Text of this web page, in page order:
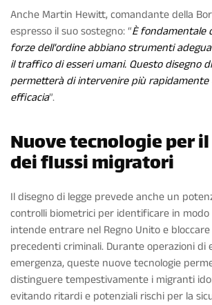
Anche Martin Hewitt, comandante della
espresso il suo sostegno: “È fondamentale
forze dell'ordine abbiano strumenti
il traffico di esseri umani. Questo disegno
permetterà di intervenire più rapidamente
efficacia”.
Nuove tecnologie per
dei flussi migratori
Il disegno di legge prevede anche un
controlli biometrici per identificare in
intende entrare nel Regno Unito e
precedenti criminali. Durante operazioni di
emergenza, queste nuove tecnologie
distinguere tempestivamente i migranti
evitando ritardi e potenziali rischi per la